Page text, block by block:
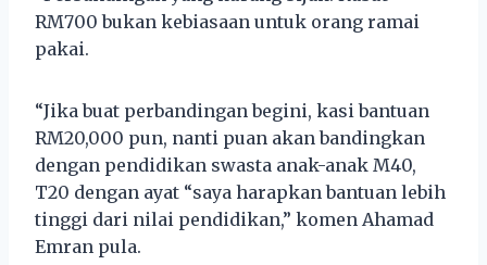
RM700 bukan kebiasaan untuk orang ramai
pakai.
“Jika buat perbandingan begini, kasi bantuan
RM20,000 pun, nanti puan akan bandingkan
dengan pendidikan swasta anak-anak M40,
T20 dengan ayat “saya harapkan bantuan lebih
tinggi dari nilai pendidikan,” komen Ahamad
Emran pula.